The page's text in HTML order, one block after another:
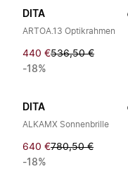
DITA
ARTOA.13 Optikrahmen
440 €536,50 €
-18%
DITA
ALKAMX Sonnenbrille
640 €780,50 €
-18%